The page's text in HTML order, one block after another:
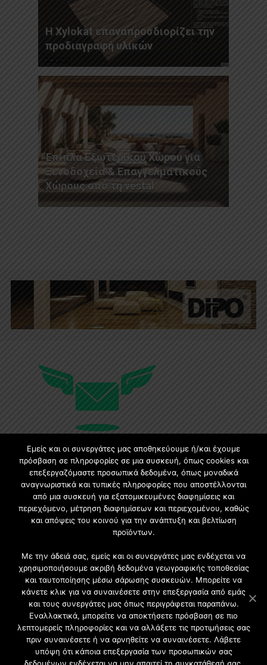
Η Xylokat επαναπροσδιορίζει την
προδιαγραφή υλικών
Έπιπλα Εξωτερικού Χώρου για
Ξενοδοχεία & Επαγγελματικούς
Χώρους από τη vestal
Εγγραφή στο Newsletter
Γίνετε μέλος της μεγαλύτερης διαδικτυακής κοινότητας, ειδικά
για αρχιτέκτονες, σχεδιαστές και λάτρεις της κατασκευής και του
Εμείς και οι συνεργάτες μας αποθηκεύουμε ή/και έχουμε
πρόσβαση σε πληροφορίες σε μια συσκευή, όπως cookies και
επεξεργαζόμαστε προσωπικά δεδομένα, όπως μοναδικά
αναγνωριστικά και τυπικές πληροφορίες που αποστέλλονται
από μια συσκευή για εξατομικευμένες διαφημίσεις και
περιεχόμενο, μέτρηση διαφημίσεων και περιεχομένου, καθώς
και απόψεις του κοινού για την ανάπτυξη και βελτίωση
προϊόντων.
Με την άδειά σας, εμείς και οι συνεργάτες μας ενδέχεται να
χρησιμοποιήσουμε ακριβή δεδομένα γεωγραφικής τοποθεσίας
και ταυτοποίησης μέσω σάρωσης συσκευών. Μπορείτε να
κάνετε κλικ για να συναινέσετε στην επεξεργασία από εμάς
και τους συνεργάτες μας όπως περιγράφεται παραπάνω.
Εναλλακτικά, μπορείτε να αποκτήσετε πρόσβαση σε πιο
λεπτομερείς πληροφορίες και να αλλάξετε τις προτιμήσεις σας
πριν συναινέσετε ή να αρνηθείτε να συναινέσετε. Λάβετε
υπόψη ότι κάποια επεξεργασία των προσωπικών σας